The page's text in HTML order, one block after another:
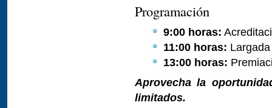
Programación
9:00 horas:
11:00 horas:
13:00 horas:
Aprovecha la
limitados.